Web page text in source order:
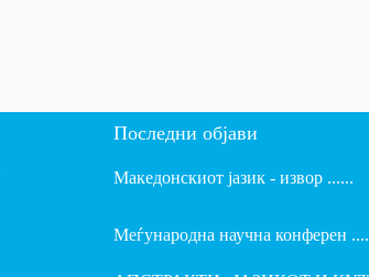
Последни објави
Македонскиот јазик - извор ......
Меѓународна научна конферен